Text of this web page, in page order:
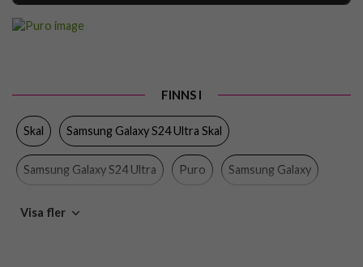
Trådlös laddning-kompatibel
Färg
Mjukplast (TPU)
Tillverkarens art nr
FINNS I
Skal Samsung Galaxy S24 Ultra Skal
Samsung Galaxy S24 Ultra Puro Samsung Galaxy
Mobiltillbehör
Visa fler